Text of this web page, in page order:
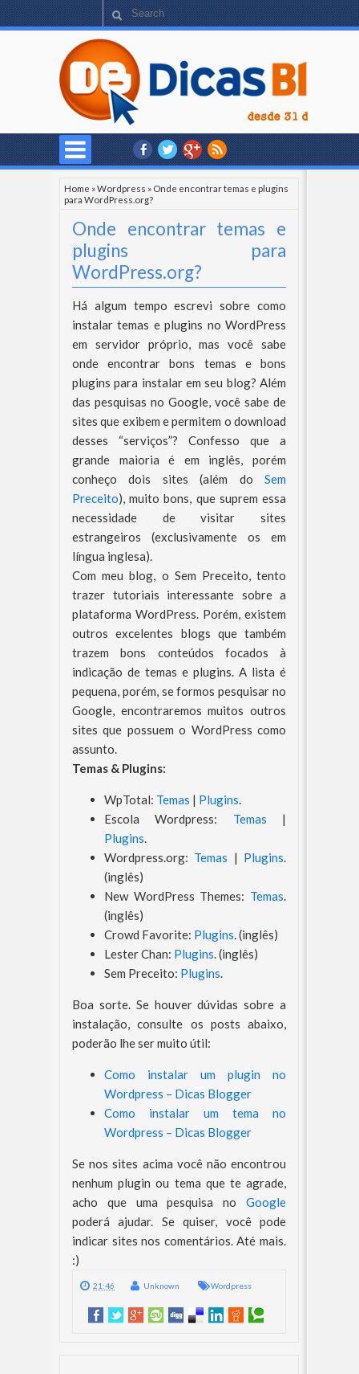
Home »Wordpress » Onde encontrar temas e plugins
para WordPress.org?
Onde encontrar temas e
plugins para
WordPress.org?
Há algum tempo escrevi sobre como
instalar temas e plugins no WordPress
em servidor próprio, mas você sabe
onde encontrar bons temas e bons
plugins para instalar em seu blog? Além
das pesquisas no Google, você sabe de
sites que exibem e permitem o download
desses “serviços”? Confesso que a
grande maioria é em inglês, porém
conheço dois sites (além do Sem
Preceito), muito bons, que suprem essa
necessidade de visitar sites
estrangeiros (exclusivamente os em
língua inglesa).
Com meu blog, o Sem Preceito, tento
trazer tutoriais interessante sobre a
plataforma WordPress. Porém, existem
outros excelentes blogs que também
trazem bons conteúdos focados à
indicação de temas e plugins. A lista é
pequena, porém, se formos pesquisar no
Google, encontraremos muitos outros
sites que possuem o WordPress como
assunto.
Temas & Plugins:
WpTotal: Temas | Plugins.
Escola Wordpress: Temas |
Plugins.
Wordpress.org: Temas | Plugins.
(inglês)
New WordPress Themes: Temas.
(inglês)
Crowd Favorite: Plugins. (inglês)
Lester Chan: Plugins. (inglês)
Sem Preceito: Plugins.
Boa sorte. Se houver dúvidas sobre a
instalação, consulte os posts abaixo,
poderão lhe ser muito útil:
Como instalar um plugin no
Wordpress – Dicas Blogger
Como instalar um tema no
Wordpress – Dicas Blogger
Se nos sites acima você não encontrou
nenhum plugin ou tema que te agrade,
acho que uma pesquisa no Google
poderá ajudar. Se quiser, você pode
indicar sites nos comentários. Até mais.
:)
21:46 Unknown Wordpress